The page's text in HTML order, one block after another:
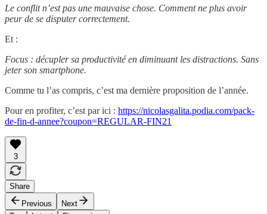
Le conflit n’est pas une mauvaise chose. Comment ne plus avoir
peur de se disputer correctement.
Et :
Focus : décupler sa productivité en diminuant les distractions. Sans
jeter son smartphone.
Comme tu l’as compris, c’est ma dernière proposition de l’année.
Pour en profiter, c’est par ici : https://nicolasgalita.podia.com/pack-
de-fin-d-annee?coupon=REGULAR-FIN21
3
Share
Previous
Next